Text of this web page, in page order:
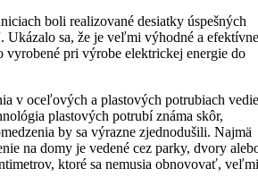
boli realizované desiatky úspešných
Ukázalo sa, že je veľmi výhodné a
vyrobené pri výrobe elektrickej energie do
v oceľových a plastových potrubiach
plastových potrubí známa skôr,
by sa výrazne zjednodušili. Najmä
na domy je vedené cez parky, dvory
ktoré sa nemusia obnovovať,